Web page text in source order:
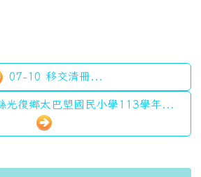
07-10 移交清冊...
光復鄉太巴塱國民小學113學年...